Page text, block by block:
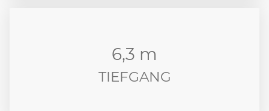
6,3 m
TIEFGANG